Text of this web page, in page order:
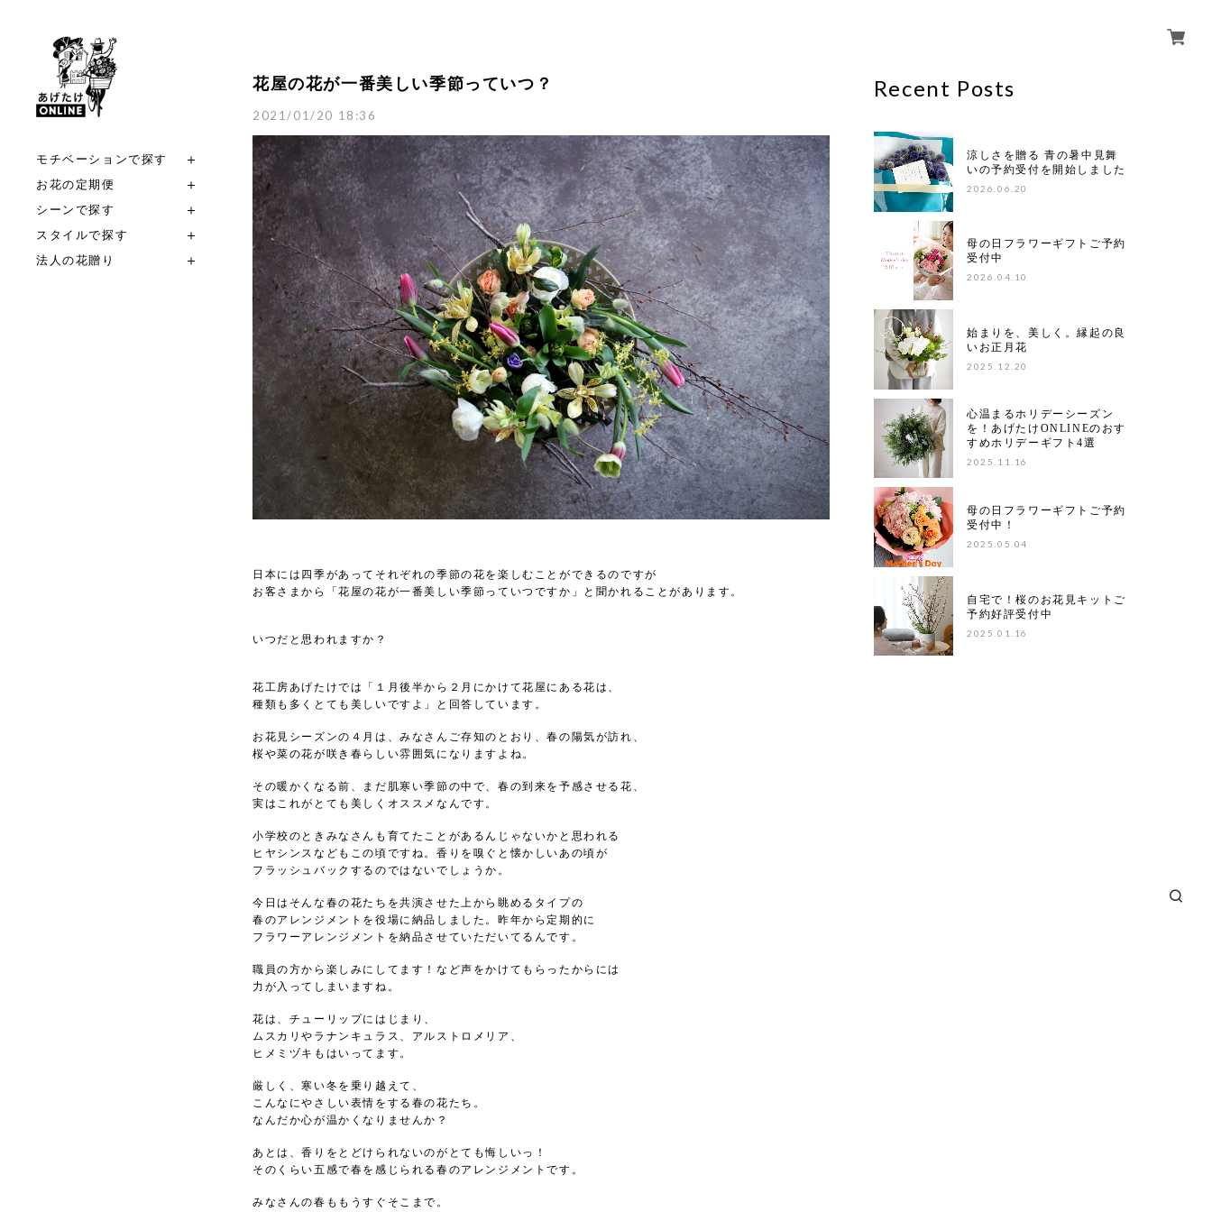
モチベーションで探す
お花の定期便
シーンで探す
スタイルで探す
法人の花贈り
花屋の花が一番美しい季節っていつ？
2021/01/20 18:36
日本には四季があってそれぞれの季節の花を楽しむことができるのですが
お客さまから「花屋の花が一番美しい季節っていつですか」と聞かれることがあります。
いつだと思われますか？
花工房あげたけでは「１月後半から２月にかけて花屋にある花は、
種類も多くとても美しいですよ」と回答しています。
お花見シーズンの４月は、みなさんご存知のとおり、春の陽気が訪れ、
桜や菜の花が咲き春らしい雰囲気になりますよね。
その暖かくなる前、まだ肌寒い季節の中で、春の到来を予感させる花、
実はこれがとても美しくオススメなんです。
小学校のときみなさんも育てたことがあるんじゃないかと思われる
ヒヤシンスなどもこの頃ですね。香りを嗅ぐと懐かしいあの頃が
フラッシュバックするのではないでしょうか。
今日はそんな春の花たちを共演させた上から眺めるタイプの
春のアレンジメントを役場に納品しました。昨年から定期的に
フラワーアレンジメントを納品させていただいてるんです。
職員の方から楽しみにしてます！など声をかけてもらったからには
力が入ってしまいますね。
花は、チューリップにはじまり、
ムスカリやラナンキュラス、アルストロメリア、
ヒメミヅキもはいってます。
厳しく、寒い冬を乗り越えて、
こんなにやさしい表情をする春の花たち。
なんだか心が温かくなりませんか？
あとは、香りをとどけられないのがとても悔しいっ！
そのくらい五感で春を感じられる春のアレンジメントです。
みなさんの春ももうすぐそこまで。
Recent Posts
涼しさを贈る 青の暑中見舞
いの予約受付を開始しました
2026.06.20
母の日フラワーギフトご予約
受付中
2026.04.10
始まりを、美しく。縁起の良
いお正月花
2025.12.20
心温まるホリデーシーズン
を！あげたけONLINEのおす
すめホリデーギフト4選
2025.11.16
母の日フラワーギフトご予約
受付中！
2025.05.04
自宅で！桜のお花見キットご
予約好評受付中
2025.01.16